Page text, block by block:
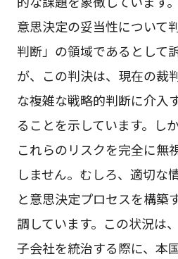
意思決定の妥当性について
判断」の領域であるとして
が、この判決は、現在の裁
な複雑な戦略的判断に介入
ることを示しています。し
これらのリスクを完全に無
しません。むしろ、適切な
と意思決定プロセスを構築
調しています。この状況は
子会社を統治する際に、本